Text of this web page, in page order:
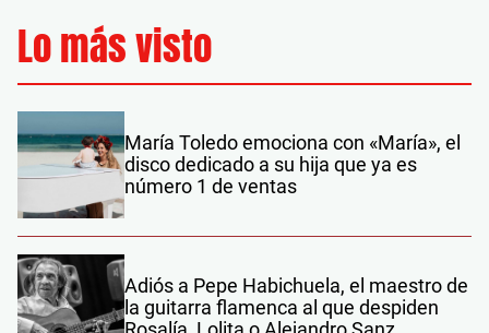
Lo más visto
María Toledo emociona con «María», el
disco dedicado a su hija que ya es
número 1 de ventas
Adiós a Pepe Habichuela, el maestro de
la guitarra flamenca al que despiden